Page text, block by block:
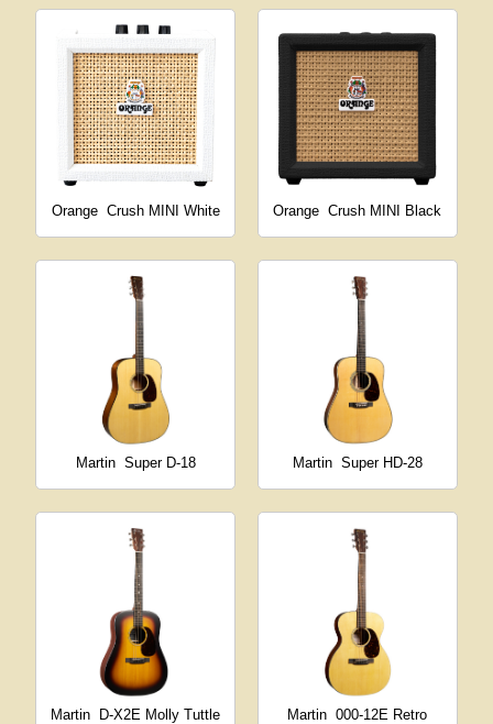
Orange Crush MINI White Orange Crush MINI Black
Martin Super D-18 Martin Super HD-28
Martin D-X2E Molly Tuttle Martin 000-12E Retro